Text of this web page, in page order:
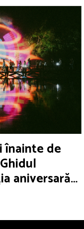
înainte de
aniversară